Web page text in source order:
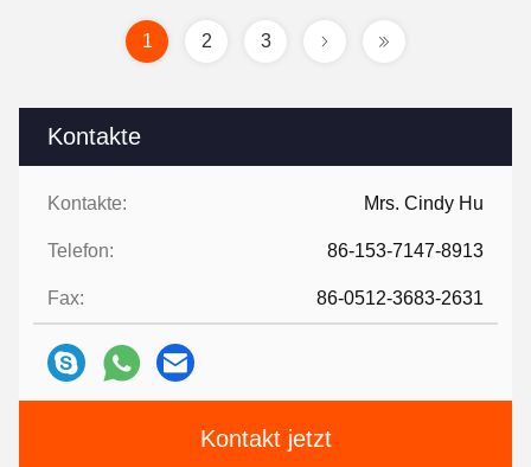
Kontakte
Kontakte: Mrs. Cindy Hu
Telefon: 86-153-7147-8913
Fax: 86-0512-3683-2631
Kontakt jetzt
1 2 3